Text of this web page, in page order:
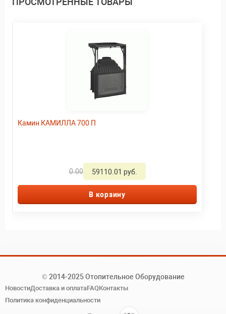
Камин КАМИЛЛА 700 П
0.00 59110.01 руб.
В корзину
© 2014-2025 Отопительное Оборудование
НовостиДоставка и оплатаFAQКонтакты
Политика конфиденциальности